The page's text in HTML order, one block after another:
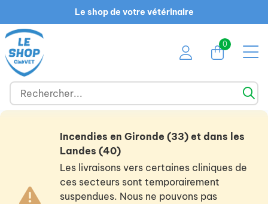
Le shop de votre vétérinaire
0
Incendies en Gironde (33) et dans les
Landes (40)
Les livraisons vers certaines cliniques de
ces secteurs sont temporairement
suspendues. Nous ne pouvons pas